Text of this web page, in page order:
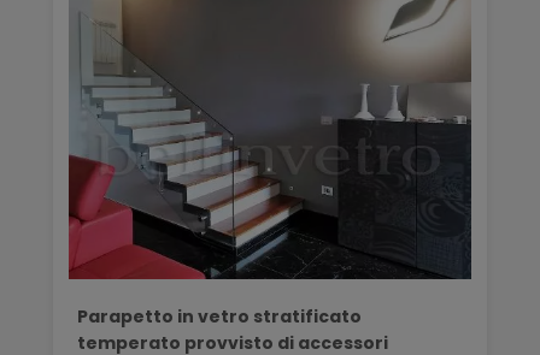
Parapetto in vetro stratificato
temperato provvisto di accessori